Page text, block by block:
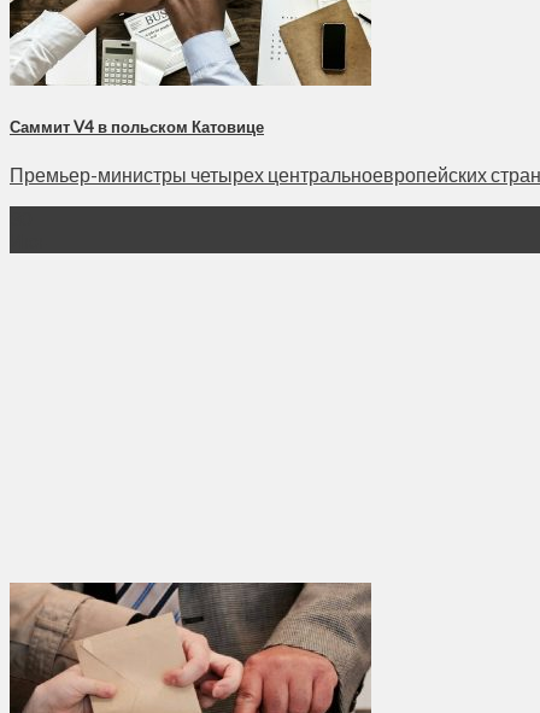
Саммит V4 в польском Катовице
Премьер-министры четырех центральноевропейских